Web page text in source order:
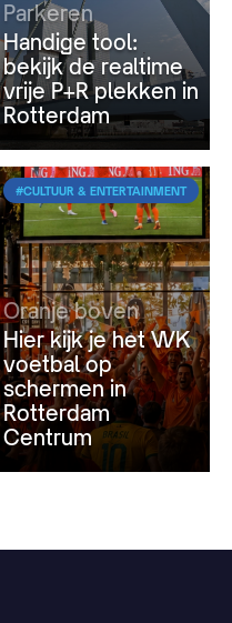
Parkeren
Handige tool:
bekijk de realtime
vrije P+R plekken in
Rotterdam
#CULTUUR & ENTERTAINMENT
Oranje boven
Hier kijk je het WK
voetbal op
schermen in
Rotterdam
Centrum